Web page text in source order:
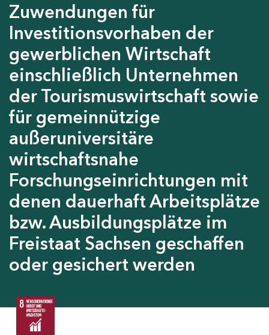
Zuwendungen für
Investitionsvorhaben der
gewerblichen Wirtschaft
einschließlich Unternehmen
der Tourismuswirtschaft sowie
für gemeinnützige
außeruniversitäre
wirtschaftsnahe
Forschungseinrichtungen mit
denen dauerhaft Arbeitsplätze
bzw. Ausbildungsplätze im
Freistaat Sachsen geschaffen
oder gesichert werden